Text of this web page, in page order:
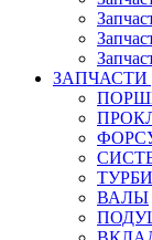
ЗАПЧАСТИ
ВАЛЫ